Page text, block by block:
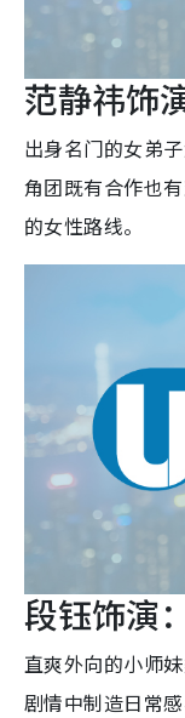
范静祎饰
出身名门的女弟
角团既有合作也
的女性路线。
段钰饰演
直爽外向的小师
剧情中制造日常